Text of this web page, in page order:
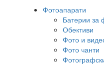
Фотоапарати
Батерии за
Обективи
Фото и
Фото чанти